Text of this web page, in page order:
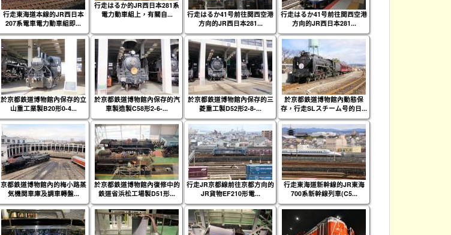
行走東海道本線的JR西日本
207系電車電力動車組即...
行走はるか的JR西日本281系
電力動車組上，有關自...
行走はるか41号前往関西空港
方向的JR西日本281...
行走はるか41号前往関西空港
方向的JR西日本281...
於京都鉄道博物館內保存的立
山重工業製B20形0-4...
於京都鉄道博物館內保存的汽
車製造製C58形2-6-...
於京都鉄道博物館內保存的三
菱重工製D52形2-8-...
於京都鉄道博物館內動態保
存，行走SLスチーム号的日...
京都鉄道博物館內的梅小路蒸
気機関車庫及調車轉盤...
於京都鉄道博物館內復修中的
鉄道省浜松工場製D51形...
行走JR京都線前往京都方向的
JR貨物EF210形電...
行走東海道新幹線的JR東海
700系新幹線列車(C5...